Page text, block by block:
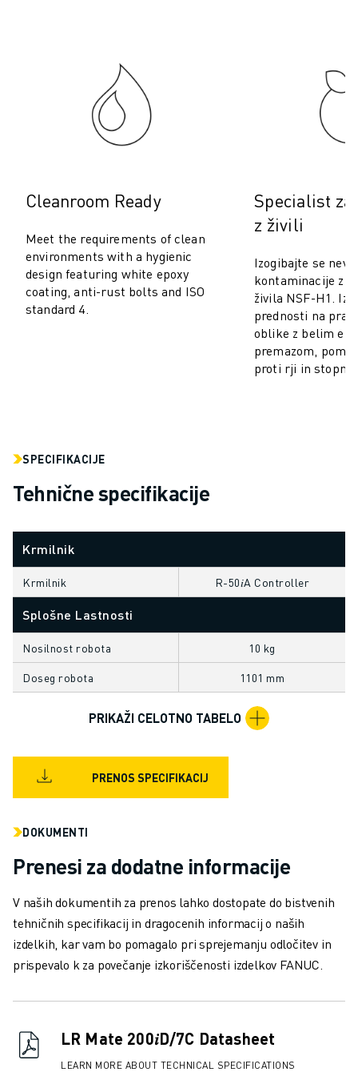
ROBOCUT STROJI ZA ŽIČNO EROZIJO EDM
STROJNA OPREMA ROBOCUT
PROGRAMSKA OPREMA ROBOCUT
PREVENTIVNO VZDRŽEVANJE ROBOCUT
TRAJNOSTNI RAZVOJ ROBOCUT
PAMETNE TOVARNIŠKE REŠITVE ZA POVEČANJE UČINKOVITOSTI
ŠTUDIJE PRIMEROV
REŠITVE
INDUSTRIJE
VSE PANOGE
PLASTIKA
APLIKACIJE
SESTAVLJANJE
CNC REZKANJE
CNC STRUŽENJE
VRTANJE IN REZKANJE Z VISOKO HITROSTJO
BRIZGANJE
VZDRŽEVANJE STROJEV
PALETIRANJE
REZANJE ŽICE EDM
STORITVE ZA STRANKE
SKRB ZA STRANKE
NAČRTI DRUŽBE FANUC
PODROČJE IN VZDRŽEVANJE
TEHNIČNA PODPORA NA DALJAVO
PONOVNA IZDELAVA
E-TRGOVINA
CENTER ZA PRENOS » MYFANUC
Cleanroom Ready
Meet the requirements of clean
environments with a hygienic
design featuring white epoxy
coating, anti-rust bolts and ISO
standard 4.
Specialist
z živili
Izogibajte se
kontaminacije z
živila NSF-H1.
prednosti na
oblike z belim
premazom,
proti rji in
SPECIFIKACIJE
Tehnične specifikacije
Krmilnik
Krmilnik R-50𝑖A Controller
Splošne Lastnosti
Nosilnost robota 10 kg
Doseg robota 1101 mm
PRIKAŽI CELOTNO TABELO
PRENOS SPECIFIKACIJ
DOKUMENTI
Prenesi za dodatne informacije
V naših dokumentih za prenos lahko dostopate do bistvenih
tehničnih specifikacij in dragocenih informacij o naših
izdelkih, kar vam bo pomagalo pri sprejemanju odločitev in
prispevalo k za povečanje izkoriščenosti izdelkov FANUC.
LR Mate 200𝑖D/7C Datasheet
LEARN MORE ABOUT TECHNICAL SPECIFICATIONS